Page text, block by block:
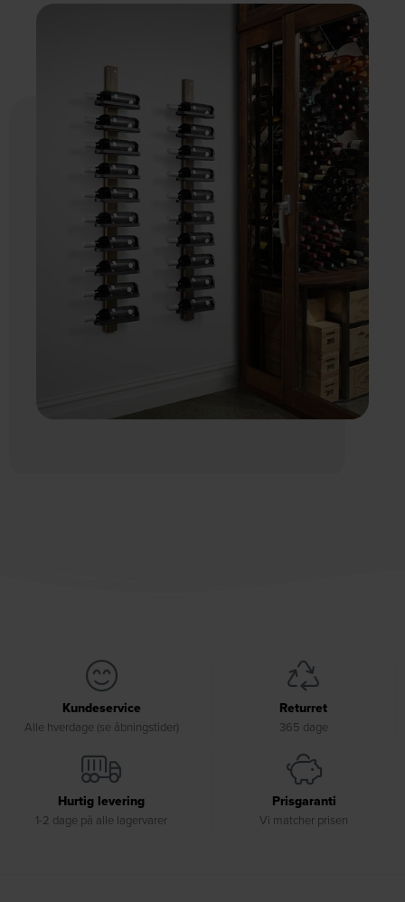
Kundeservice
Alle hverdage (se åbningstider)
Returret
365 dage
Hurtig levering
1-2 dage på alle lagervarer
Prisgaranti
Vi matcher prisen